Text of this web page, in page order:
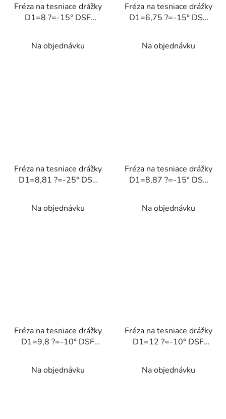
Fréza na tesniace drážky
D1=8 ?=-15° DSF
Na objednávku
Fréza na tesniace drážky
D1=6,75 ?=-15° DSF
Na objednávku
Fréza na tesniace drážky
D1=8,81 ?=-25° DSF
Na objednávku
Fréza na tesniace drážky
D1=8,87 ?=-15° DSF
Na objednávku
Fréza na tesniace drážky
D1=9,8 ?=-10° DSF
Na objednávku
Fréza na tesniace drážky
D1=12 ?=-10° DSF
Na objednávku